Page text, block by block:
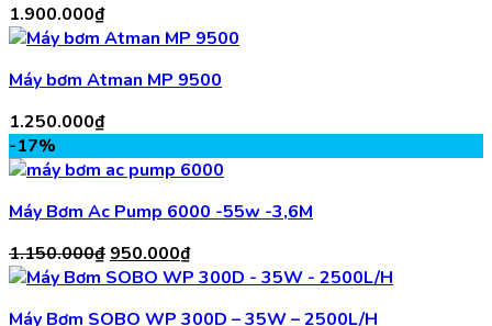
1.900.000₫
Máy bơm Atman MP 9500
1.250.000₫
-17%
Máy Bơm Ac Pump 6000 -55w -3,6M
1.150.000₫ Giá
gốc
950.000₫Giá
hiện
Máy Bơm SOBO WP 300D – 35W – 2500L/H